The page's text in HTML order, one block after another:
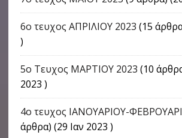
6ο τευχος ΑΠΡΙΛΙΟΥ 2023 (15
)
5ο Τευχος ΜΑΡΤΙΟΥ 2023 (10
2023 )
4o τευχος ΙΑΝΟΥΑΡΙΟΥ-
άρθρα) (29 Ιαν 2023 )